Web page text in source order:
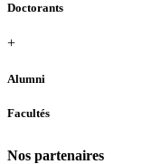
Doctorants
+
Alumni
Facultés
Nos partenaires